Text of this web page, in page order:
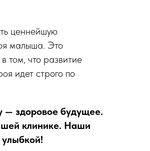
ценнейшую
малыша. Это
том, что развитие
идет строго по
— здоровое будущее.
клинике. Наши